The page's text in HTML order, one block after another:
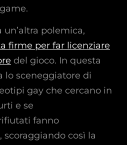
un’altra polemica,
firme per far licenziare
del gioco. In questa
lo sceneggiatore di
gay che cercano in
e se
fanno
così la